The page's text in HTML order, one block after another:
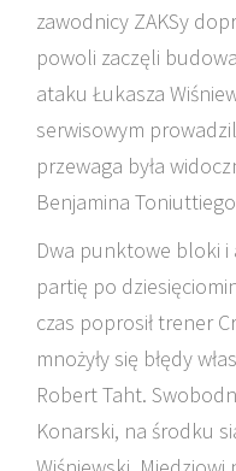
zawodnicy ZAKSy
powoli zaczęli
ataku Łukasza
serwisowym
przewaga była
Benjamina
Dwa punktowe bloki i
partię po
czas poprosił trener
mnożyły się błędy
Robert Taht.
Konarski, na środku